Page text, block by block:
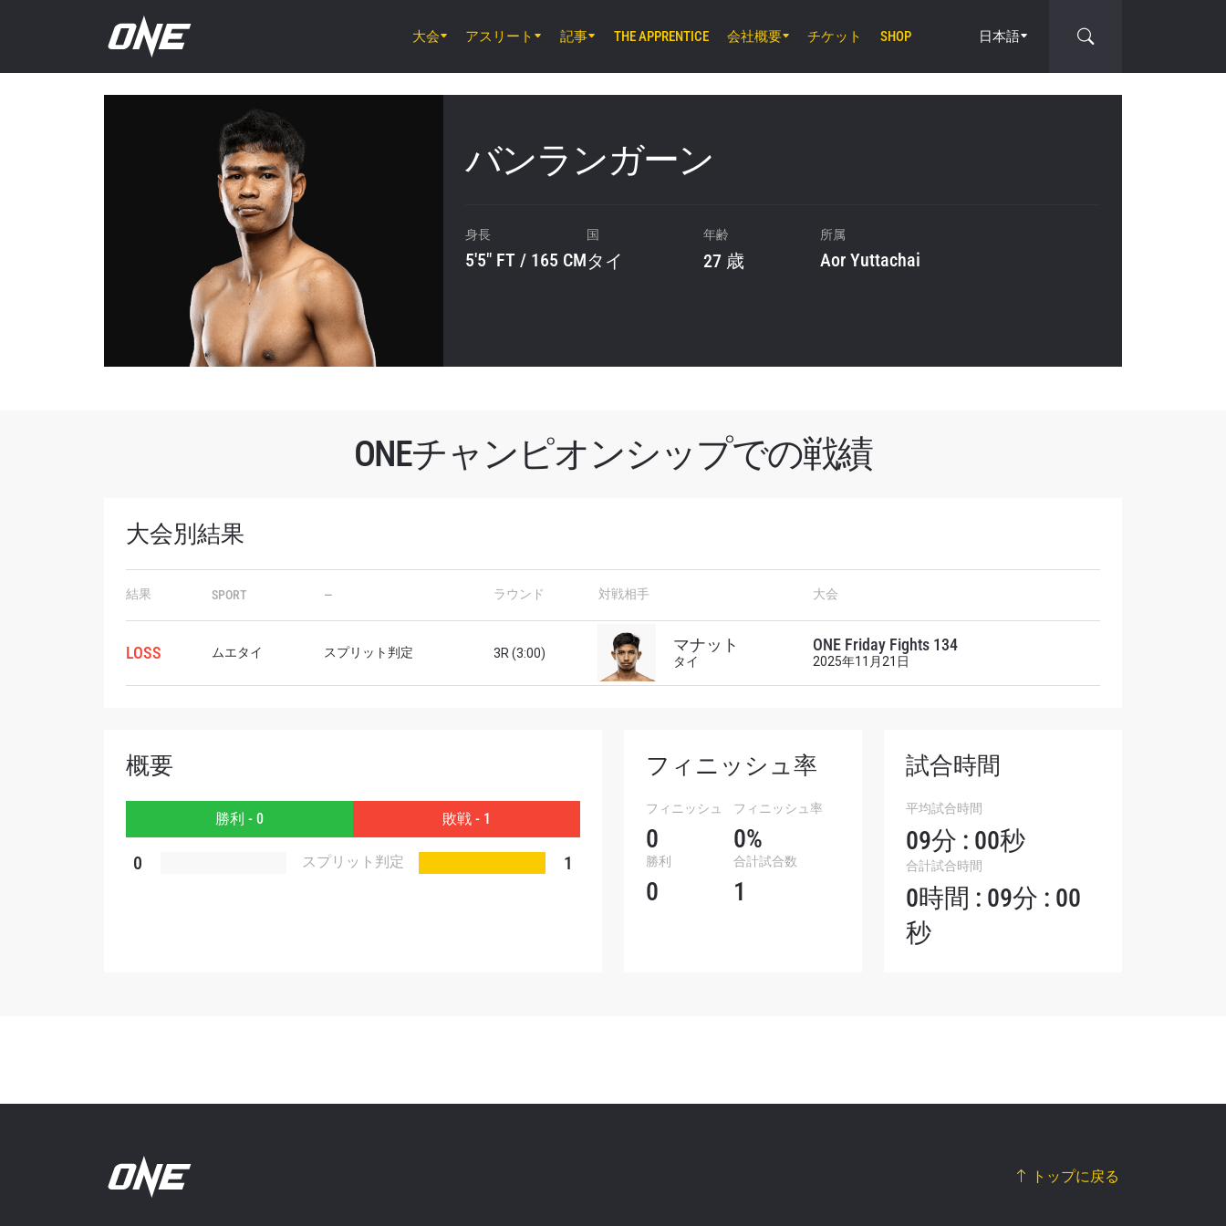
大会
ONE SAMURAI 2
アスリート 記事 THE APPRENTICE 会社概要 チケット SHOP 日本語
バンランガーン
身長
5'5" FT / 165 CM
国
タイ
年齢
27 歳
所属
Aor Yuttachai
ONEチャンピオンシップでの戦績
大会別結果
結果 SPORT — ラウンド 対戦相手 大会
LOSS ムエタイ スプリット判定 3R (3:00) マナット
タイ
ONE Friday Fights 134
2025年11月21日
概要
勝利 - 0 敗戦 - 1
0 スプリット判定 1
フィニッシュ率
フィニッシュ
0
フィニッシュ率
0%
勝利
0
合計試合数
1
試合時間
平均試合時間
09分 : 00秒
合計試合時間
0時間 : 09分 : 00
秒
トップに戻る
大会
ハイライトを見る
ー、ライブイベントの最高の席をゲットするため今すぐ登録を！
Eメール
このフォームを送信することにより、お客様は当社の
プライバシーポリ
シーに基づく情報の収集、使用および開示に同意したことになります。
お客様は、いつでも配信を停止することができます。